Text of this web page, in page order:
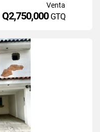
Venta
Q2,750,000 GTQ